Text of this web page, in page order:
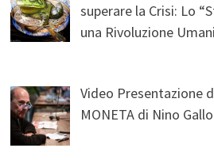
superare la Crisi: Lo
una Rivoluzione
Video Presentazione
MONETA di Nino